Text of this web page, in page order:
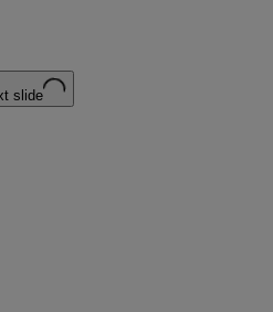
slide